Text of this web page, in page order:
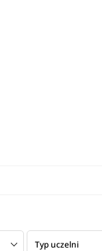
Typ uczelni